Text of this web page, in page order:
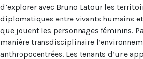
d’explorer avec Bruno Latour les
diplomatiques entre vivants humains
que jouent les personnages féminins.
manière transdisciplinaire
anthropocentrées. Les tenants d’une